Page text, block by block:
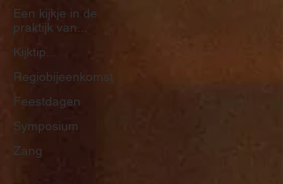
Een kijkje in de
praktijk van...
Kijktip...
Regiobijeenkomst
Feestdagen
Symposium
Zang